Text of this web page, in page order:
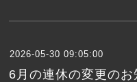
2026-05-30 09:05:00
6月の連休の変更のお